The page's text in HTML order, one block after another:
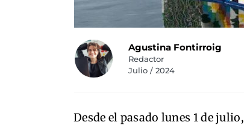
Agustina Fontirroig
Redactor
Julio / 2024
Desde el pasado lunes 1 de julio,